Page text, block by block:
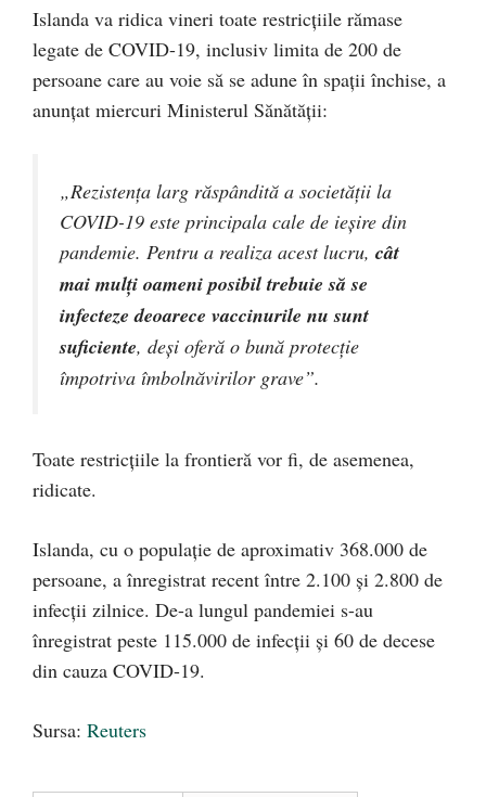
Islanda va ridica vineri toate restricțiile rămase
legate de COVID-19, inclusiv limita de 200 de
persoane care au voie să se adune în spații închise, a
anunțat miercuri Ministerul Sănătății:
„Rezistența larg răspândită a societății la
COVID-19 este principala cale de ieșire din
pandemie. Pentru a realiza acest lucru, cât
mai mulți oameni posibil trebuie să se
infecteze deoarece vaccinurile nu sunt
suficiente, deși oferă o bună protecție
împotriva îmbolnăvirilor grave”.
Toate restricțiile la frontieră vor fi, de asemenea,
ridicate.
Islanda, cu o populație de aproximativ 368.000 de
persoane, a înregistrat recent între 2.100 și 2.800 de
infecții zilnice. De-a lungul pandemiei s-au
înregistrat peste 115.000 de infecții și 60 de decese
din cauza COVID-19.
Sursa: Reuters